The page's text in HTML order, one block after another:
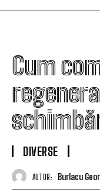
Cum
DIVERSE
AUTOR: Burlacu